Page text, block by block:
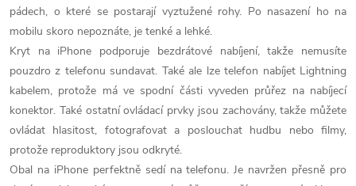
pádech, o které se postarají vyztužené rohy. Po nasazení ho na
mobilu skoro nepoznáte, je tenké a lehké.
Kryt na iPhone podporuje bezdrátové nabíjení, takže nemusíte
pouzdro z telefonu sundavat. Také ale lze telefon nabíjet Lightning
kabelem, protože má ve spodní části vyveden průřez na nabíjecí
konektor. Také ostatní ovládací prvky jsou zachovány, takže můžete
ovládat hlasitost, fotografovat a poslouchat hudbu nebo filmy,
protože reproduktory jsou odkryté.
Obal na iPhone perfektně sedí na telefonu. Je navržen přesně pro